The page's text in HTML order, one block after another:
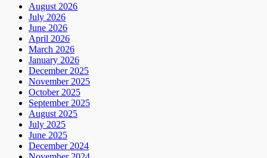
August 2026
July 2026
June 2026
April 2026
March 2026
January 2026
December 2025
November 2025
October 2025
September 2025
August 2025
July 2025
June 2025
December 2024